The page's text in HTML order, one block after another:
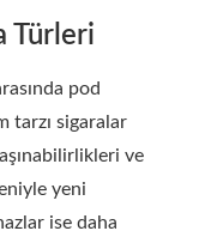
Türleri
pod
tarzı sigaralar
ve
yeni
ise daha